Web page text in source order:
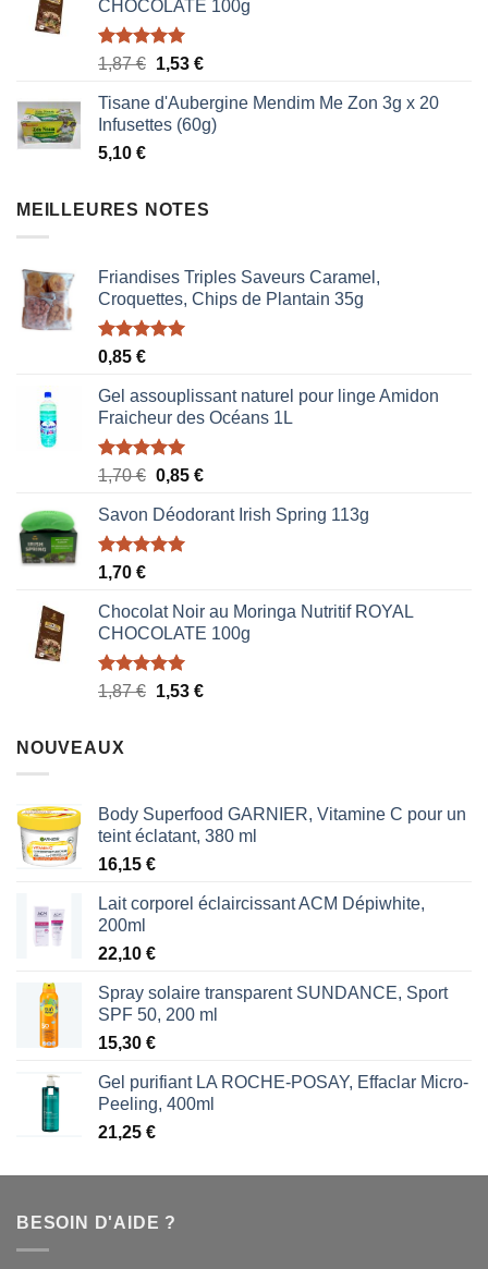
CHOCOLATE 100g
Note5.00
1,87€ Le
initial
était :
1,53 €Le
actuel
est :
Tisane d'Aubergine Mendim Me Zon 3g x 20
Infusettes (60g)
5,10 €
MEILLEURES NOTES
Friandises Triples Saveurs Caramel,
Croquettes, Chips de Plantain 35g
Note5.00
0,85 €
Gel assouplissant naturel pour linge Amidon
Fraicheur des Océans 1L
Note5.00
1,70€ Le
initial
était :
0,85 €Le
actuel
Savon Déodorant Irish Spring 113g
Note5.00
1,70 €
Chocolat Noir au Moringa Nutritif ROYAL
CHOCOLATE 100g
Note5.00
1,87€ Le
1,53 €Le
NOUVEAUX
Body Superfood GARNIER, Vitamine C pour un
teint éclatant, 380 ml
16,15 €
Lait corporel éclaircissant ACM Dépiwhite,
200ml
22,10 €
Spray solaire transparent SUNDANCE, Sport
SPF 50, 200 ml
15,30 €
Gel purifiant LA ROCHE-POSAY, Effaclar Micro-
Peeling, 400ml
21,25 €
BESOIN D'AIDE ?